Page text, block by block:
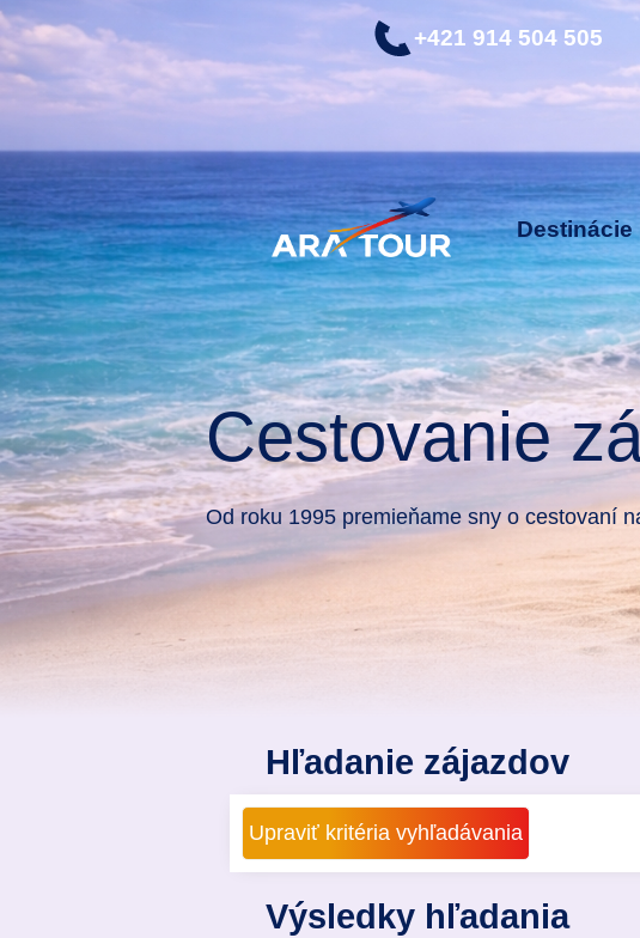
+421 914 504 505
Destinácie
Cestovanie
Od roku 1995 premieňame sny o cestovaní
Hľadanie zájazdov
Výsledky hľadania